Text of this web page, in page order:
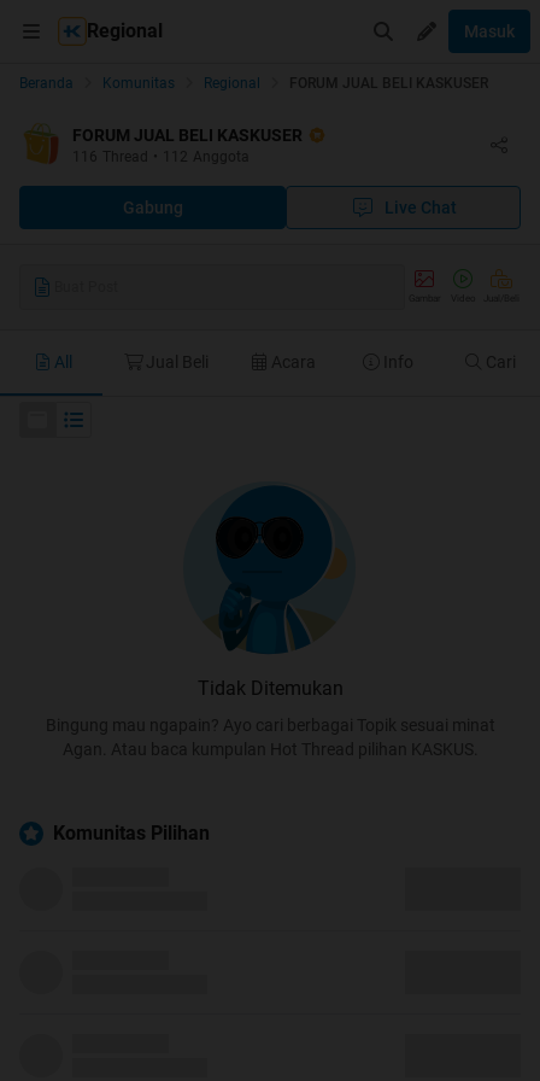
Regional Masuk
Beranda Komunitas Regional FORUM JUAL BELI KASKUSER
FORUM JUAL BELI KASKUSER
116 Thread • 112 Anggota
Gabung Live Chat
All Jual Beli Acara Info Cari
Tidak Ditemukan
Bingung mau ngapain? Ayo cari berbagai Topik sesuai minat
Agan. Atau baca kumpulan Hot Thread pilihan KASKUS.
Komunitas Pilihan